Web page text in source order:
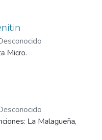
Micro.
La Malagueña,